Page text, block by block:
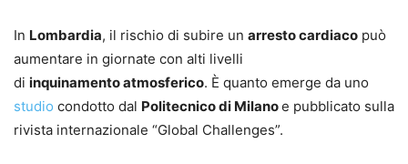
In Lombardia, il rischio di subire un arresto cardiaco può
aumentare in giornate con alti livelli
di inquinamento atmosferico. È quanto emerge da uno
studio condotto dal Politecnico di Milanoe pubblicato sulla
rivista internazionale “Global Challenges”.